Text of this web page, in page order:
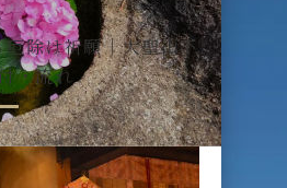
年中行事
仏像彫刻
人形供養
納経・ご朱印
除け祈願｜大聖山不
・流れ